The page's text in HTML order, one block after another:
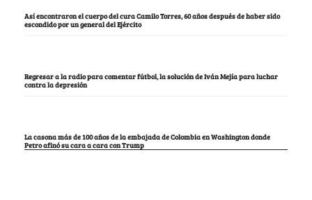
Así encontraron el cuerpo del cura Camilo Torres, 60 años después de haber sido
escondido por un general del Ejército
Regresar a la radio para comentar fútbol, la solución de Iván Mejía para luchar
contra la depresión
La casona más de 100 años de la embajada de Colombia en Washington donde
Petro afinó su cara a cara con Trump